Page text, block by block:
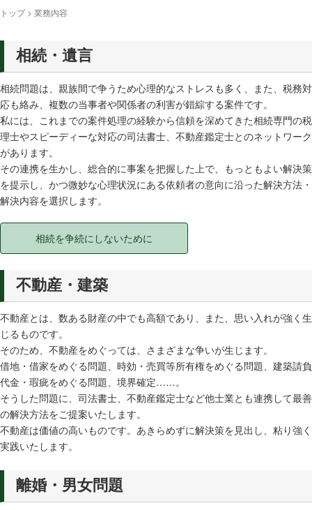
トップ> 業務内容
相続・遺言
相続問題は、親族間で争うため心理的なストレスも多く、また、税務対
応も絡み、複数の当事者や関係者の利害が錯綜する案件です。
私には、これまでの案件処理の経験から信頼を深めてきた相続専門の税
理士やスピーディーな対応の司法書士、不動産鑑定士とのネットワーク
があります。
その連携を生かし、総合的に事案を把握した上で、もっともよい解決策
を提示し、かつ微妙な心理状況にある依頼者の意向に沿った解決方法・
解決内容を選択します。
相続を争続にしないために
不動産・建築
不動産とは、数ある財産の中でも高額であり、また、思い入れが強く生
じるものです。
そのため、不動産をめぐっては、さまざまな争いが生じます。
借地・借家をめぐる問題、時効・売買等所有権をめぐる問題、建築請負
代金・瑕疵をめぐる問題、境界確定……。
そうした問題に、司法書士、不動産鑑定士など他士業とも連携して最善
の解決方法をご提案いたします。
不動産は価値の高いものです。あきらめずに解決策を見出し、粘り強く
実践いたします。
離婚・男女問題